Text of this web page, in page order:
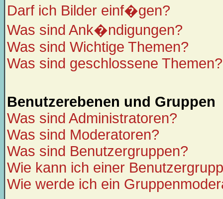
Darf ich Bilder einf�gen?
Was sind Ank�ndigungen?
Was sind Wichtige Themen?
Was sind geschlossene Themen?
Benutzerebenen und Gruppen
Was sind Administratoren?
Was sind Moderatoren?
Was sind Benutzergruppen?
Wie kann ich einer
Wie werde ich ein